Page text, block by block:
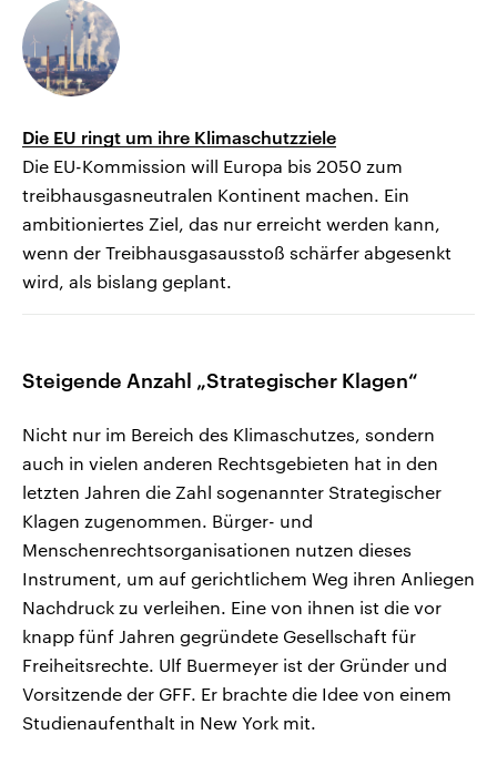
Die EU ringt um ihre Klimaschutzziele
Die EU-Kommission will Europa bis 2050 zum
treibhausgasneutralen Kontinent machen. Ein
ambitioniertes Ziel, das nur erreicht werden kann,
wenn der Treibhausgasausstoß schärfer abgesenkt
wird, als bislang geplant.
Steigende Anzahl „Strategischer Klagen“
Nicht nur im Bereich des Klimaschutzes, sondern
auch in vielen anderen Rechtsgebieten hat in den
letzten Jahren die Zahl sogenannter Strategischer
Klagen zugenommen. Bürger- und
Menschenrechtsorganisationen nutzen dieses
Instrument, um auf gerichtlichem Weg ihren Anliegen
Nachdruck zu verleihen. Eine von ihnen ist die vor
knapp fünf Jahren gegründete Gesellschaft für
Freiheitsrechte. Ulf Buermeyer ist der Gründer und
Vorsitzende der GFF. Er brachte die Idee von einem
Studienaufenthalt in New York mit.